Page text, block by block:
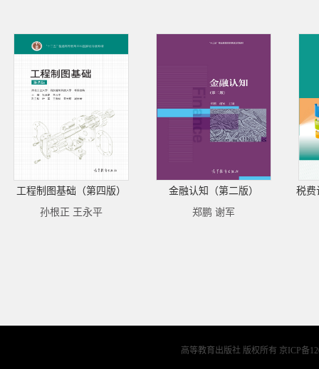
工程制图基础（第四版）
孙根正 王永平
金融认知（第二版）
郑鹏 谢军
税费
高等教育出版社 版权所有 京ICP备